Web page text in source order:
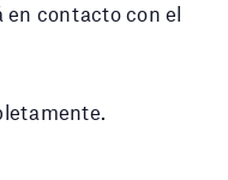
en contacto con el